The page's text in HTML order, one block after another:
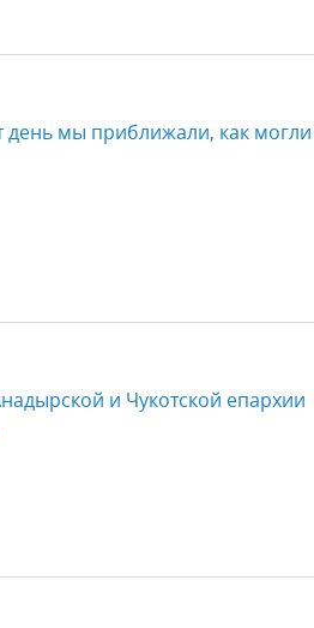
день мы приближали, как
и Чукотской епархии